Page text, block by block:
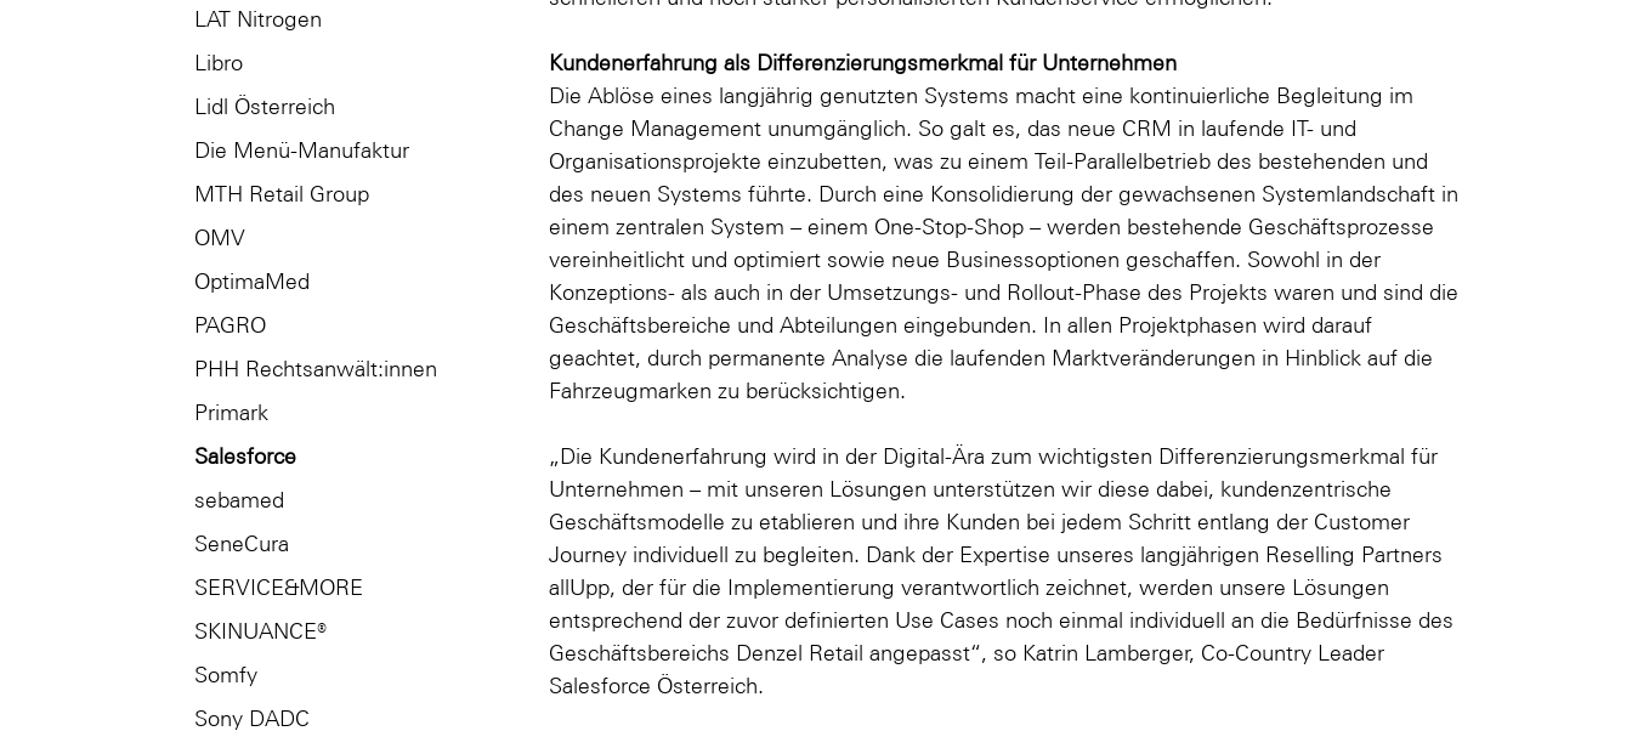
LAT Nitrogen
Libro
Lidl Österreich
Die Menü-Manufaktur
MTH Retail Group
OMV
OptimaMed
PAGRO
PHH Rechtsanwält:innen
Primark
Salesforce
sebamed
SeneCura
SERVICE&MORE
SKINUANCE®
Somfy
Sony DADC
Kundenerfahrung als Differenzierungsmerkmal für Unternehmen
Die Ablöse eines langjährig genutzten Systems macht eine kontinuierliche Begleitung im
Change Management unumgänglich. So galt es, das neue CRM in laufende IT- und
Organisationsprojekte einzubetten, was zu einem Teil-Parallelbetrieb des bestehenden und
des neuen Systems führte. Durch eine Konsolidierung der gewachsenen Systemlandschaft in
einem zentralen System – einem One-Stop-Shop – werden bestehende Geschäftsprozesse
vereinheitlicht und optimiert sowie neue Businessoptionen geschaffen. Sowohl in der
Konzeptions- als auch in der Umsetzungs- und Rollout-Phase des Projekts waren und sind die
Geschäftsbereiche und Abteilungen eingebunden. In allen Projektphasen wird darauf
geachtet, durch permanente Analyse die laufenden Marktveränderungen in Hinblick auf die
Fahrzeugmarken zu berücksichtigen.
„Die Kundenerfahrung wird in der Digital-Ära zum wichtigsten Differenzierungsmerkmal für
Unternehmen – mit unseren Lösungen unterstützen wir diese dabei, kundenzentrische
Geschäftsmodelle zu etablieren und ihre Kunden bei jedem Schritt entlang der Customer
Journey individuell zu begleiten. Dank der Expertise unseres langjährigen Reselling Partners
allUpp, der für die Implementierung verantwortlich zeichnet, werden unsere Lösungen
entsprechend der zuvor definierten Use Cases noch einmal individuell an die Bedürfnisse des
Geschäftsbereichs Denzel Retail angepasst“, so Katrin Lamberger, Co-Country Leader
Salesforce Österreich.